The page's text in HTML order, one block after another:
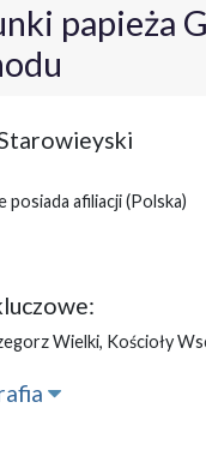
papieża
posiada afiliacji(Polska)
Wielki, Kościoły